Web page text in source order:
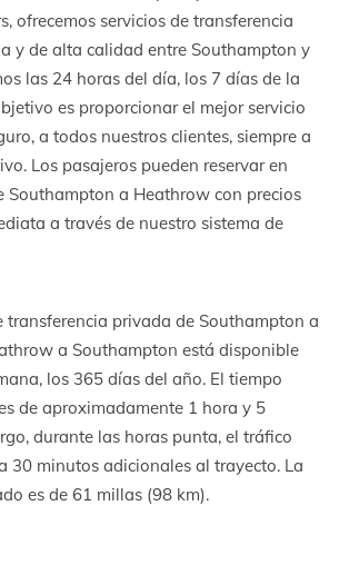
ofrecemos servicios de transferencia
y de alta calidad entre Southampton y
las 24 horas del día, los 7 días de la
es proporcionar el mejor servicio
a todos nuestros clientes, siempre a
Los pasajeros pueden reservar en
Southampton a Heathrow con precios
a través de nuestro sistema de
transferencia privada de Southampton a
a Southampton está disponible
los 365 días del año. El tiempo
de aproximadamente 1 hora y 5
durante las horas punta, el tráfico
30 minutos adicionales al trayecto. La
es de 61 millas (98 km).